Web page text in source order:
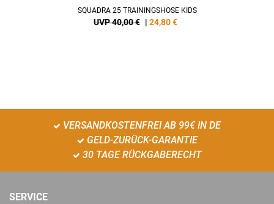
SQUADRA 25 TRAININGSHOSE KIDS
UVP 40,00 € | 24,80€
VERSANDKOSTENFREI AB 99€ IN DE
GELD-ZURÜCK-GARANTIE
30 TAGE RÜCKGABERECHT
SERVICE